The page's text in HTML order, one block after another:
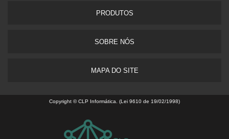
PRODUTOS
SOBRE NÓS
MAPA DO SITE
Copyright © CLP Informática. (Lei 9610 de 19/02/1998)